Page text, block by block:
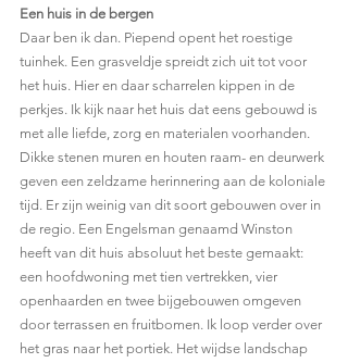
Een huis in de bergen
Daar ben ik dan. Piepend opent het roestige
tuinhek. Een grasveldje spreidt zich uit tot voor
het huis. Hier en daar scharrelen kippen in de
perkjes. Ik kijk naar het huis dat eens gebouwd is
met alle liefde, zorg en materialen voorhanden.
Dikke stenen muren en houten raam- en deurwerk
geven een zeldzame herinnering aan de koloniale
tijd. Er zijn weinig van dit soort gebouwen over in
de regio. Een Engelsman genaamd Winston
heeft van dit huis absoluut het beste gemaakt:
een hoofdwoning met tien vertrekken, vier
openhaarden en twee bijgebouwen omgeven
door terrassen en fruitbomen. Ik loop verder over
het gras naar het portiek. Het wijdse landschap